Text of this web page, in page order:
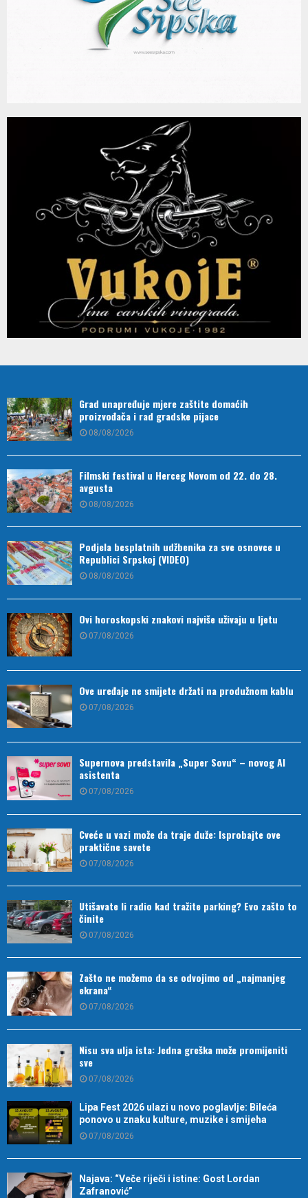
Grad unapređuje mjere zaštite domaćih
proizvođača i rad gradske pijace
08/08/2026
Filmski festival u Herceg Novom od 22. do 28.
avgusta
08/08/2026
Podjela besplatnih udžbenika za sve osnovce u
Republici Srpskoj (VIDEO)
08/08/2026
Ovi horoskopski znakovi najviše uživaju u ljetu
07/08/2026
Ove uređaje ne smijete držati na produžnom kablu
07/08/2026
Supernova predstavila „Super Sovu“ – novog AI
asistenta
07/08/2026
Cveće u vazi može da traje duže: Isprobajte ove
praktične savete
07/08/2026
Utišavate li radio kad tražite parking? Evo zašto to
činite
07/08/2026
Zašto ne možemo da se odvojimo od „najmanjeg
ekrana“
07/08/2026
Nisu sva ulja ista: Jedna greška može promijeniti
sve
07/08/2026
Lipa Fest 2026 ulazi u novo poglavlje: Bileća
ponovo u znaku kulture, muzike i smijeha
07/08/2026
Najava: “Veče riječi i istine: Gost Lordan
Zafranović”